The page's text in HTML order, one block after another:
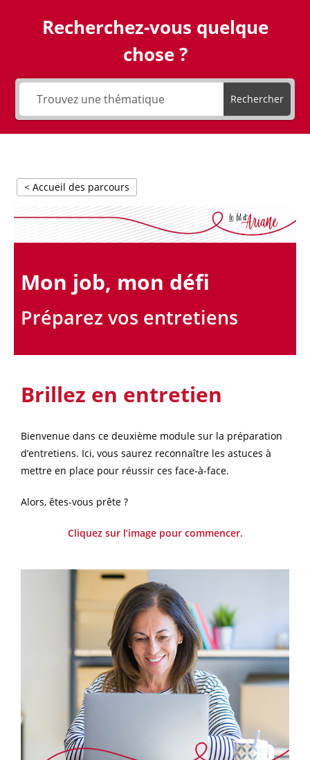
Recherchez-vous quelque
chose ?
Rechercher
< Accueil des parcours
Mon job, mon défi
Préparez vos entretiens
Brillez en entretien
Bienvenue dans ce deuxième module sur la préparation
d’entretiens. Ici, vous saurez reconnaître les astuces à
mettre en place pour réussir ces face-à-face.
Alors, êtes-vous prête ?
Cliquez sur l’image pour commencer.